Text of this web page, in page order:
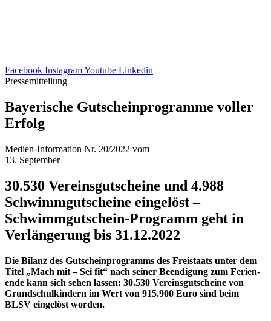
Facebook InstagramYoutube Linkedin
Pressemitteilung
Baye­ri­sche Gutschein­pro­gramme voller
Erfolg
Medien-Information Nr. 20/2022 vom
13. September
30.530 Vereins­gut­scheine und 4.988
Schwimm­gut­scheine einge­löst –
Schwimm­gut­schein-Programm geht in
Verlän­ge­rung bis 31.12.2022
Die Bilanz des Gutschein­pro­gramms des Frei­staats unter dem
Titel „Mach mit – Sei fit“ nach seiner Been­di­gung zum Feri­en­
ende kann sich sehen lassen: 30.530 Vereins­gut­scheine von
Grund­schul­kin­dern im Wert von 915.900 Euro sind beim
BLSV einge­löst worden.